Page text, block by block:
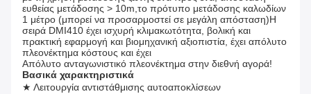
ευθείας μετάδοσης > 10m,το πρότυπο μετάδοσης καλωδίων
1 μέτρο (μπορεί να προσαρμοστεί σε μεγάλη απόσταση)Η
σειρά DMI410 έχει ισχυρή κλιμακωτότητα, βολική και
πρακτική εφαρμογή και βιομηχανική αξιοπιστία, έχει απόλυτο
πλεονέκτημα κόστους και έχει
Απόλυτο ανταγωνιστικό πλεονέκτημα στην διεθνή αγορά!
Βασικά χαρακτηριστικά
★ Λειτουργία αντιστάθμισης αυτοαποκλίσεων